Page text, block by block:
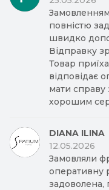
повністю
швидко
Відправку
Товар
відповідає
мати справу
хорошим
DIANA ILINA
12.05.2026
Замовляли
оперативну
задоволена,